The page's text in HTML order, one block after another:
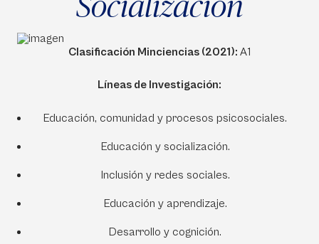
Clasificación Minciencias (2021): A1
Líneas de Investigación:
Educación, comunidad y procesos psicosociales.
Educación y socialización.
Inclusión y redes sociales.
Educación y aprendizaje.
Desarrollo y cognición.